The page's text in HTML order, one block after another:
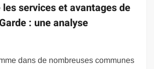
services et avantages de
: une analyse
dans de nombreuses communes